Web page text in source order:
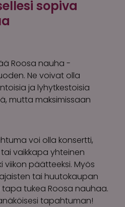
sopiva
Roosa nauha -
Ne voivat olla
ja lyhytkestoisia
mutta maksimissaan
voi olla konsertti,
vaikkapa yhteinen
viikon päätteeksi. Myös
tai huutokaupan
tukea Roosa nauhaa.
tapahtuman!